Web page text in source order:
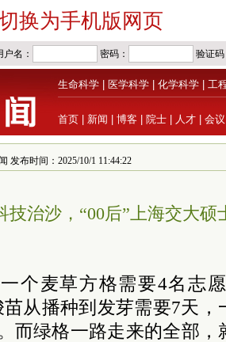
换为手机版网页
生命科学 医学科学 化学科学 工
首页 新闻 博客 院士 人才 会议
发布时间：2025/10/1 11:44:22
技治沙，“00后”上海交大硕
个麦草方格需要4名志
从播种到发芽需要7天
而绿格一路走来的全部